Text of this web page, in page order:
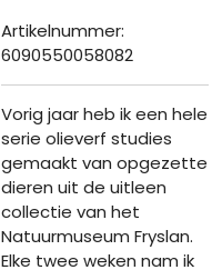
Artikelnummer:
6090550058082
Vorig jaar heb ik een hele
serie olieverf studies
gemaakt van opgezette
dieren uit de uitleen
collectie van het
Natuurmuseum Fryslan.
Elke twee weken nam ik